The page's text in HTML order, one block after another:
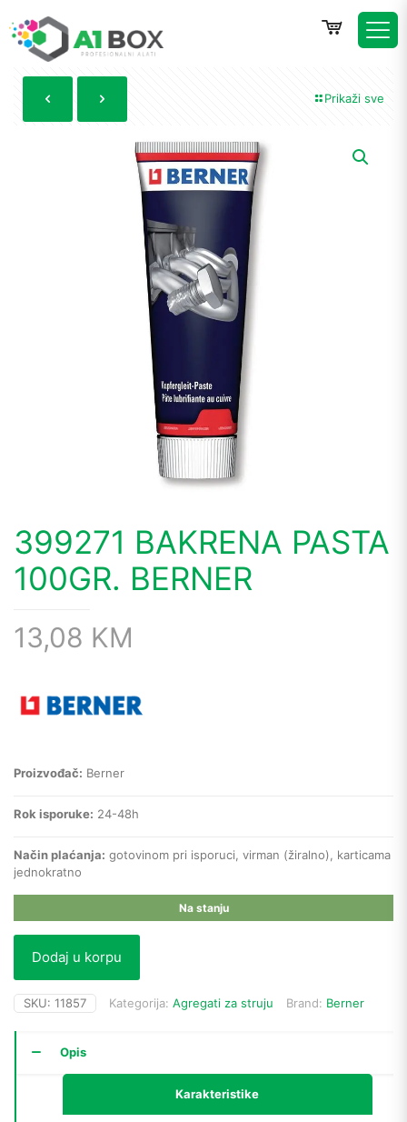
Prikaži sve
399271 BAKRENA PASTA
100GR. BERNER
13,08 KM
Proizvođač: Berner
Rok isporuke: 24-48h
Način plaćanja: gotovinom pri isporuci, virman (žiralno), karticama
jednokratno
Na stanju
Dodaj u korpu
SKU: 11857 Kategorija: Agregati za struju Brand: Berner
Opis
Karakteristike